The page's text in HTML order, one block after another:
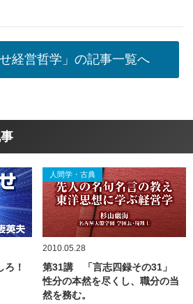
せ経営哲学」の記事一覧へ
！
人間学・古典
2010.05.28
第31講 「言志四録その31」
性分の本然を尽くし、職分の当
然を務む。